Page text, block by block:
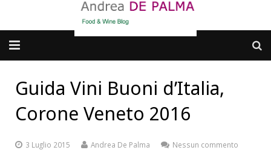
Guida Vini Buoni d’Italia,
Corone Veneto 2016
3 Luglio 2015 Andrea De Palma Nessun commento